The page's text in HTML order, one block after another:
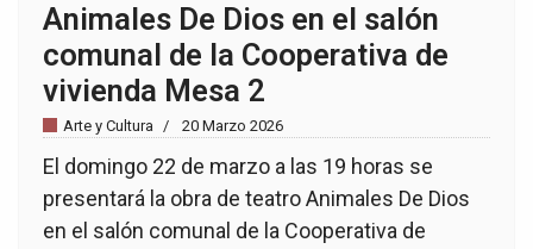
Animales De Dios en el salón
comunal de la Cooperativa de
vivienda Mesa 2
Arte y Cultura 20 Marzo 2026
El domingo 22 de marzo a las 19 horas se
presentará la obra de teatro Animales De Dios
en el salón comunal de la Cooperativa de